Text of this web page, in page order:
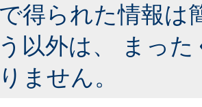
得られた情報は
以外は、 まっ
ません。